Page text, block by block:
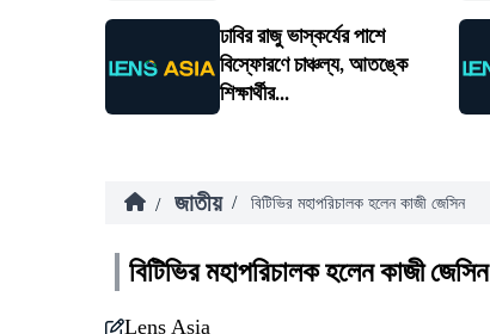
ঢাবির রাজু ভাস্কর্যের পাশে
বিস্ফোরণে চাঞ্চল্য, আতঙ্কে
শিক্ষার্থীর...
/ জাতীয় / বিটিভির মহাপরিচালক হলেন কাজী জেসিন
বিটিভির মহাপরিচালক হলেন কাজী জেসিন
Lens Asia